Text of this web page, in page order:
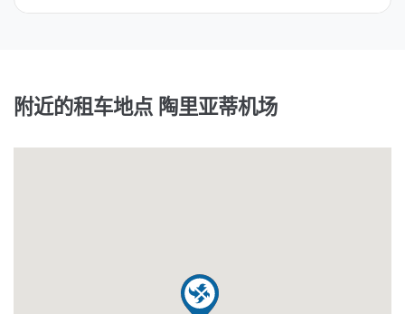
附近的租车地点 陶里亚蒂机场